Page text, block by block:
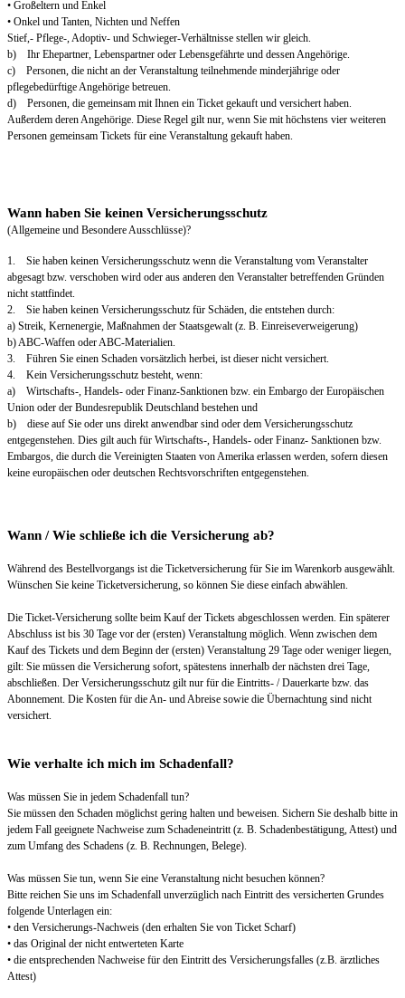
• Großeltern und Enkel
• Onkel und Tanten, Nichten und Neffen
Stief,- Pflege-, Adoptiv- und Schwieger-Verhältnisse stellen wir gleich.
b) Ihr Ehepartner, Lebenspartner oder Lebensgefährte und dessen Angehörige.
c) Personen, die nicht an der Veranstaltung teilnehmende minderjährige oder
pflegebedürftige Angehörige betreuen.
d) Personen, die gemeinsam mit Ihnen ein Ticket gekauft und versichert haben.
Außerdem deren Angehörige. Diese Regel gilt nur, wenn Sie mit höchstens vier weiteren
Personen gemeinsam Tickets für eine Veranstaltung gekauft haben.
Wann haben Sie keinen Versicherungsschutz
(Allgemeine und Besondere Ausschlüsse)?
1. Sie haben keinen Versicherungsschutz wenn die Veranstaltung vom Veranstalter
abgesagt bzw. verschoben wird oder aus anderen den Veranstalter betreffenden Gründen
nicht stattfindet.
2. Sie haben keinen Versicherungsschutz für Schäden, die entstehen durch:
a) Streik, Kernenergie, Maßnahmen der Staatsgewalt (z. B. Einreiseverweigerung)
b) ABC-Waffen oder ABC-Materialien.
3. Führen Sie einen Schaden vorsätzlich herbei, ist dieser nicht versichert.
4. Kein Versicherungsschutz besteht, wenn:
a) Wirtschafts-, Handels- oder Finanz-Sanktionen bzw. ein Embargo der Europäischen
Union oder der Bundesrepublik Deutschland bestehen und
b) diese auf Sie oder uns direkt anwendbar sind oder dem Versicherungsschutz
entgegenstehen. Dies gilt auch für Wirtschafts-, Handels- oder Finanz- Sanktionen bzw.
Embargos, die durch die Vereinigten Staaten von Amerika erlassen werden, sofern diesen
keine europäischen oder deutschen Rechtsvorschriften entgegenstehen.
Wann / Wie schließe ich die Versicherung ab?
Während des Bestellvorgangs ist die Ticketversicherung für Sie im Warenkorb ausgewählt.
Wünschen Sie keine Ticketversicherung, so können Sie diese einfach abwählen.
Die Ticket-Versicherung sollte beim Kauf der Tickets abgeschlossen werden. Ein späterer
Abschluss ist bis 30 Tage vor der (ersten) Veranstaltung möglich. Wenn zwischen dem
Kauf des Tickets und dem Beginn der (ersten) Veranstaltung 29 Tage oder weniger liegen,
gilt: Sie müssen die Versicherung sofort, spätestens innerhalb der nächsten drei Tage,
abschließen. Der Versicherungsschutz gilt nur für die Eintritts- / Dauerkarte bzw. das
Abonnement. Die Kosten für die An- und Abreise sowie die Übernachtung sind nicht
versichert.
Wie verhalte ich mich im Schadenfall?
Was müssen Sie in jedem Schadenfall tun?
Sie müssen den Schaden möglichst gering halten und beweisen. Sichern Sie deshalb bitte in
jedem Fall geeignete Nachweise zum Schadeneintritt (z. B. Schadenbestätigung, Attest) und
zum Umfang des Schadens (z. B. Rechnungen, Belege).
Was müssen Sie tun, wenn Sie eine Veranstaltung nicht besuchen können?
Bitte reichen Sie uns im Schadenfall unverzüglich nach Eintritt des versicherten Grundes
folgende Unterlagen ein:
• den Versicherungs-Nachweis (den erhalten Sie von Ticket Scharf)
• das Original der nicht entwerteten Karte
• die entsprechenden Nachweise für den Eintritt des Versicherungsfalles (z.B. ärztliches
Attest)